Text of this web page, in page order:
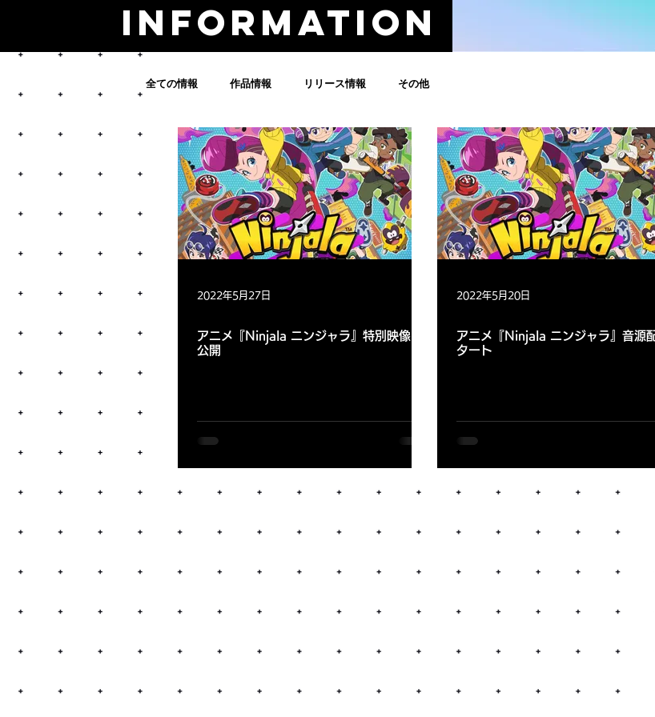
INFORMATION
全ての情報 作品情報 リリース情報 その他
2022年5月27日
アニメ『Ninjala ニンジャラ』特別映像を
公開
2022年5月20日
アニメ『Ninjala ニンジャラ』音源配
タート